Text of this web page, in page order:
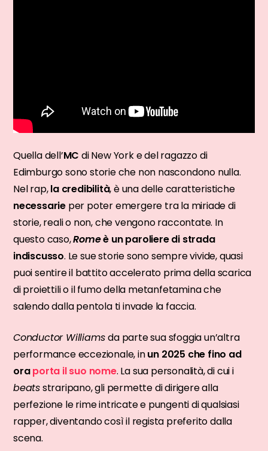
Quella dell’MCdi New York e del ragazzo di
Edimburgo sono storie che non nascondono nulla.
Nel rap,la credibilità, è una delle caratteristiche
necessarie per poter emergere tra la miriade di
storie, reali o non, che vengono raccontate. In
questo caso,Romeè un paroliere di strada
indiscusso. Le sue storie sono sempre vivide, quasi
puoi sentire il battito accelerato prima della scarica
di proiettili o il fumo della metanfetamina che
salendo dalla pentola ti invade la faccia.
Conductor Williamsda parte sua sfoggia un’altra
performance eccezionale, inun 2025 che fino ad
oraporta il suo nome. La sua personalità, di cui i
beatsstraripano, gli permette di dirigere alla
perfezione le rime intricate e pungenti di qualsiasi
rapper, diventando così il regista preferito dalla
scena.